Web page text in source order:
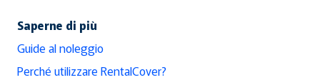
Saperne di più
Guide al noleggio
Perché utilizzare RentalCover?